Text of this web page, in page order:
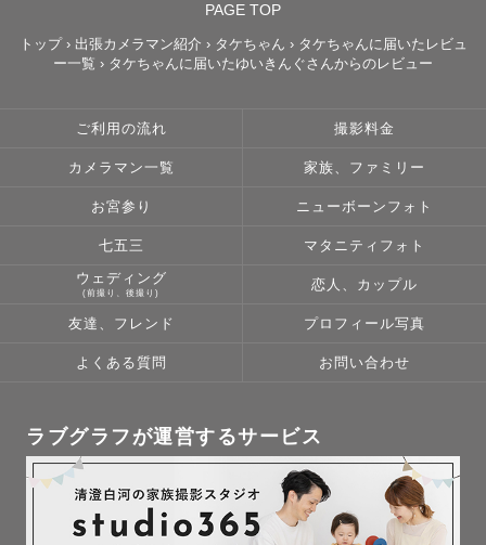
分がお邪魔させていただくのですから、ご家族同士では気
付きにくかったお互いの魅力を、再発見するお手伝いをさ
せていただくことです。
これこそが、カメラマンの最重要な使命だと考えていま
撮影に関するご要望については何なりとお申し付けくだ
さい。ご要望の100パーセント実現はお約束できません
が、実現にむけた「200パーセントの努力」をお約束いた
します。
現役最年長LoveGrapherとしての経験とスキルを最大限
🚃🚃🚃🚃🚃「鉄ちゃん」の親御様へお知らせ!! 🚃🚃🚃🚃🚃
このたび「ファミ鉄写真（ファミリー鉄道写真）」のご依
PAGE TOP
トップ› 出張カメラマン紹介 › タケちゃん › タケちゃんに届いたレビュ
ー一覧 › タケちゃんに届いたゆいきんぐさんからのレビュー
ご利用の流れ 撮影料金
カメラマン一覧 家族、ファミリー
お宮参り ニューボーンフォト
七五三 マタニティフォト
ウェディング
(前撮り、後撮り)
恋人、カップル
友達、フレンド プロフィール写真
よくある質問 お問い合わせ
ラブグラフが運営するサービス